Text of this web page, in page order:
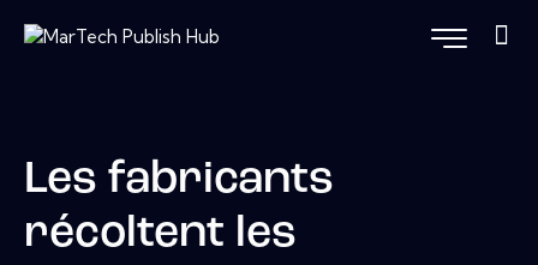
Les fabricants
récoltent les